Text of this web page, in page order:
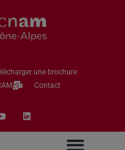
une brochure
Contact